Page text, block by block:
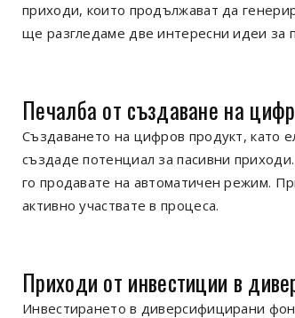
приходи, които продължават да
ще разгледаме две интересни идеи за
Печалба от създаване на
Създаването на цифров продукт, като
създаде потенциал за пасивни
го продавате на автоматичен режим.
активно участвате в процеса.
Приходи от инвестиции в
Инвестирането в диверсифицирани